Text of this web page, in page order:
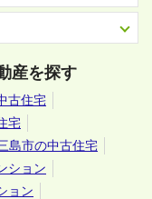
産を探す
古住宅
宅
島市の中古住宅
ション
ョン